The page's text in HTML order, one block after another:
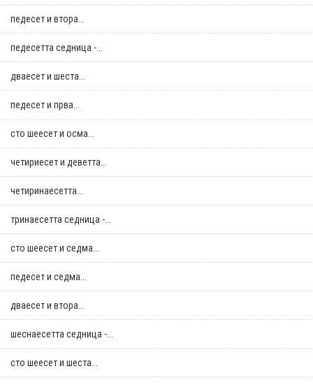
педесет и втора...
педесетта седница -...
дваесет и шеста...
педесет и прва...
сто шеесет и осма...
четириесет и деветта...
четиринаесетта...
тринаесетта седница -...
сто шеесет и седма...
педесет и седма...
дваесет и втора...
шеснаесетта седница -...
сто шеесет и шеста...